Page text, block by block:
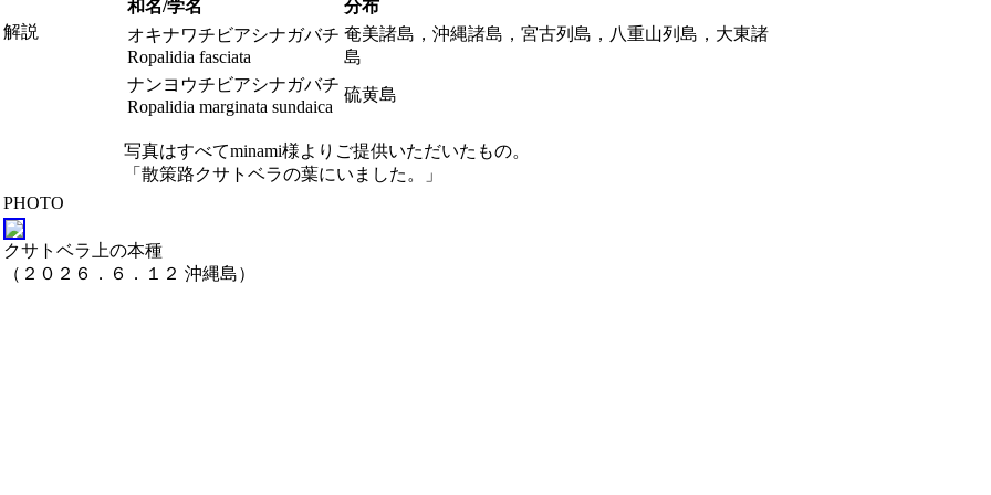
解説
和名/学名
分布
オキナワチビアシナガバチ
Ropalidia fasciata
奄美諸島，沖縄諸島，宮古列島，八重山列島，大東諸
島
ナンヨウチビアシナガバチ
Ropalidia marginata sundaica
硫黄島
写真はすべてminami様よりご提供いただいたもの。
「散策路クサトベラの葉にいました。」
PHOTO
クサトベラ上の本種
（２０２６．６．１２ 沖縄島）